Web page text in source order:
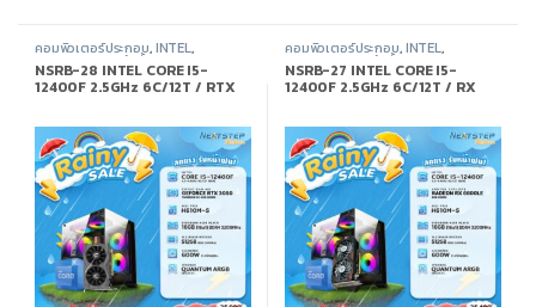
คอมพิวเตอร์ประกอบ,INTEL,
สินค้าทั้งหมด
NSRB-28 INTEL CORE I5-
12400F 2.5GHz 6C/12T / RTX
คอมพิวเตอร์ประกอบ,INTEL,
สินค้าทั้งหมด
NSRB-27 INTEL CORE I5-
12400F 2.5GHz 6C/12T / RX